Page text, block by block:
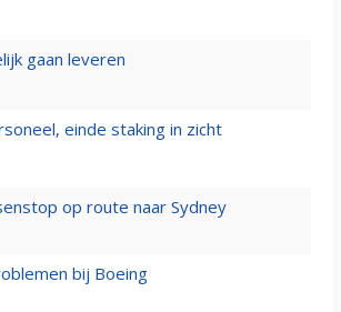
gaan leveren
einde staking in zicht
op route naar Sydney
bij Boeing